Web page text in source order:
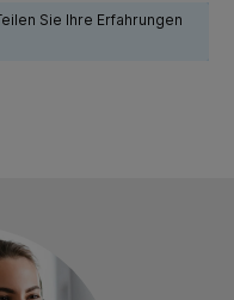
Sie Ihre Erfahrungen